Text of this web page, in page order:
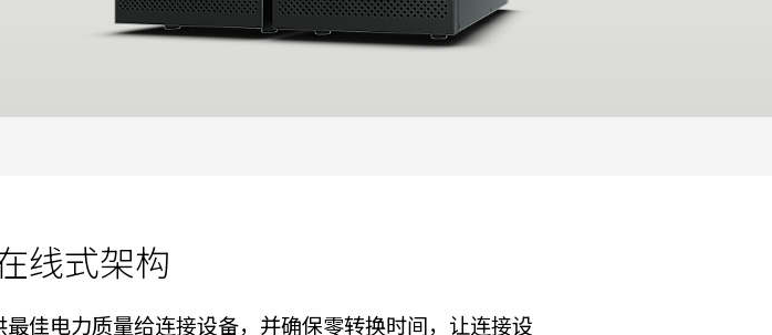
线式架构
佳电力质量给连接设备，并确保零转换时间，让连接设